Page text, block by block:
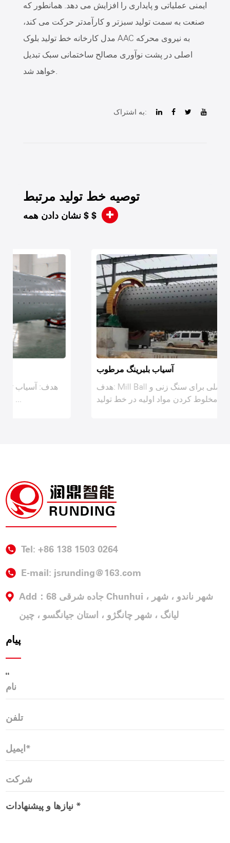
ایمنی عملیاتی و پایداری را افزایش می دهد. همانطور که
صنعت به سمت تولید سبزتر و کارآمدتر حرکت می کند،
مدل کارخانه خط تولید بلوک AAC به نیروی محرکه
اصلی در پشت نوآوری مصالح ساختمانی سبک تبدیل
خواهد شد.
به اشتراک:
توصیه خط تولید مرتبط
نشان دادن همه $ $
آسیاب بلبرینگ مرطوب
هدف: Mill Ball تجهیزات اصلی برای سنگ زنی و
مخلوط کردن مواد اولیه در خط تولید ...
Tel: +86 138 1503 0264
E-mail: jsrunding@163.com
Add：68 جاده شرقی Chunhui ، شهر ناندو ، شهر
لیانگ ، شهر چانگژو ، استان جیانگسو ، چین
پیام
$ $